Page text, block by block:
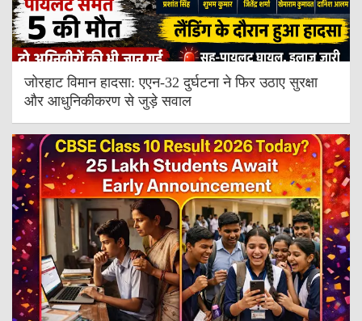
जोरहाट विमान हादसा: एएन-32 दुर्घटना ने फिर उठाए सुरक्षा
और आधुनिकीकरण से जुड़े सवाल